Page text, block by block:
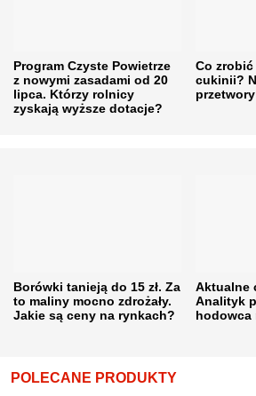
Program Czyste Powietrze
z nowymi zasadami od 20
lipca. Którzy rolnicy
zyskają wyższe dotacje?
Co zrobić
cukinii?
Borówki tanieją do 15 zł. Za
to maliny mocno zdrożały.
Jakie są ceny na rynkach?
Aktualne
Analityk
hodowca
POLECANE PRODUKTY